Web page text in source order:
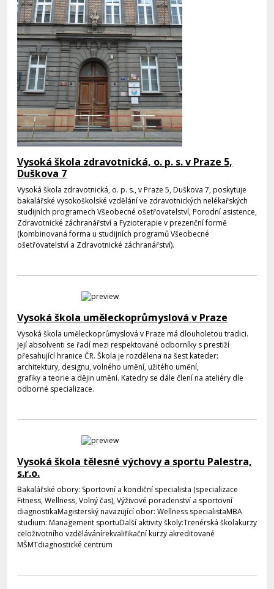
Vysoká škola zdravotnická, o. p. s. v Praze 5,
Duškova 7
Vysoká škola zdravotnická, o. p. s., v Praze 5, Duškova 7, poskytuje
bakalářské vysokoškolské vzdělání ve zdravotnických nelékařských
studijních programech Všeobecné ošetřovatelství, Porodní asistence,
Zdravotnické záchranářství a Fyzioterapie v prezenční formě
(kombinovaná forma u studijních programů Všeobecné
ošetřovatelství a Zdravotnické záchranářství).
Vysoká škola uměleckoprůmyslová v Praze
Vysoká škola uměleckoprůmyslová v Praze má dlouholetou tradici.
Její absolventi se řadí mezi respektované odborníky s prestiží
přesahující hranice ČR. Škola je rozdělena na šest kateder:
architektury, designu, volného umění, užitého umění,
grafiky a teorie a dějin umění. Katedry se dále člení na ateliéry dle
odborné specializace.
Vysoká škola tělesné výchovy a sportu Palestra,
s.r.o.
Bakalářské obory: Sportovní a kondiční specialista (specializace
Fitness, Wellness, Volný čas), Výživové poradenství a sportovní
diagnostikaMagisterský navazující obor: Wellness specialista​MBA
studium: Management sportuDalší aktivity školy:Trenérská školakurzy
celoživotního vzdělávánírekvalifikační kurzy akreditované
MŠMTdiagnostické centrum